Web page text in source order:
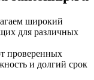
широкий
для различных
проверенных
и долгий срок